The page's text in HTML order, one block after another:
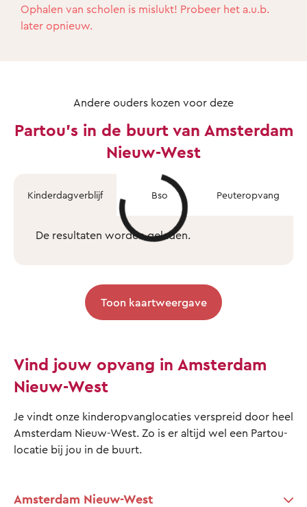
Ophalen van scholen is mislukt! Probeer het a.u.b.
later opnieuw.
Andere ouders kozen voor deze
Partou's in de buurt van Amsterdam
Nieuw-West
Kinderdagverblijf Bso Peuteropvang
De resultaten worden geladen.
Toon kaartweergave
Vind jouw opvang in Amsterdam
Nieuw-West
Je vindt onze kinderopvanglocaties verspreid door heel
Amsterdam Nieuw-West. Zo is er altijd wel een Partou-
locatie bij jou in de buurt.
Amsterdam Nieuw-West